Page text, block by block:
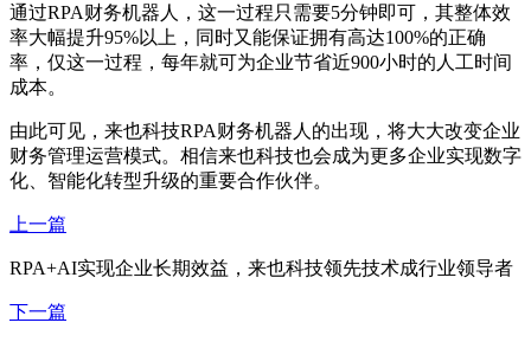
通过RPA财务机器人，这一过程只需要5分钟即可，其整体效
率大幅提升95%以上，同时又能保证拥有高达100%的正确
率，仅这一过程，每年就可为企业节省近900小时的人工时间
成本。
由此可见，来也科技RPA财务机器人的出现，将大大改变企业
财务管理运营模式。相信来也科技也会成为更多企业实现数字
化、智能化转型升级的重要合作伙伴。
上一篇
RPA+AI实现企业长期效益，来也科技领先技术成行业领导者
下一篇